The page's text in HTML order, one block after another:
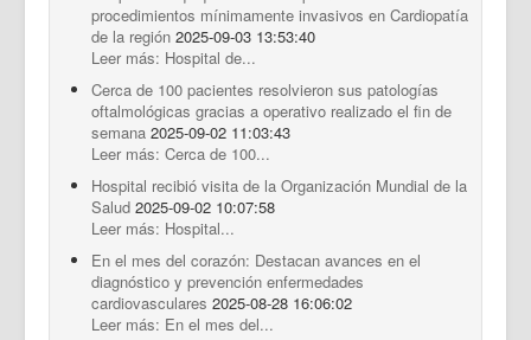
procedimientos mínimamente invasivos en Cardiopatía
de la región 2025-09-03 13:53:40
Leer más: Hospital de...
Cerca de 100 pacientes resolvieron sus patologías
oftalmológicas gracias a operativo realizado el fin de
semana 2025-09-02 11:03:43
Leer más: Cerca de 100...
Hospital recibió visita de la Organización Mundial de la
Salud 2025-09-02 10:07:58
Leer más: Hospital...
En el mes del corazón: Destacan avances en el
diagnóstico y prevención enfermedades
cardiovasculares 2025-08-28 16:06:02
Leer más: En el mes del...